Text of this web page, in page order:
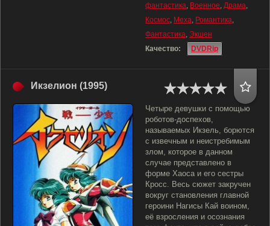
фантастика, Военное, Драма,
Космос, Меха, Романтика,
Фантастика, Экшен
Качество:
DVDRip
Икзелион (1995)
Четыре девушки с помощью
роботов-доспехов,
называемых Икзель, борются
с извечным и неистребимым
злом, которое в данном
случае представлено в
форме Хаоса и его сестры
Кросс. Весь сюжет закручен
вокруг становления главной
героини Нагисы Кай воином,
её взросления и осознания